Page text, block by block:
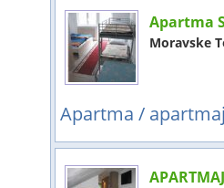
Apartma
Moravske
Apartma /